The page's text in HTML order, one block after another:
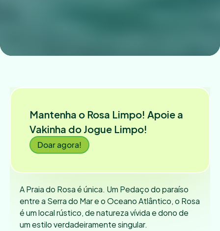
Mantenha o Rosa Limpo! Apoie a
Vakinha do Jogue Limpo!
Doar agora!
A Praia do Rosa é única. Um Pedaço do paraíso
entre a Serra do Mar e o Oceano Atlântico, o Rosa
é um local rústico, de natureza vívida e dono de
um estilo verdadeiramente singular.